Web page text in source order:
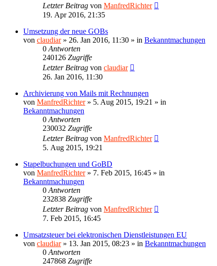
Letzter Beitrag von ManfredRichter
19. Apr 2016, 21:35
Umsetzung der neue GOBs
von claudiar» 26. Jan 2016, 11:30 » in Bekanntmachungen
0 Antworten
240126 Zugriffe
Letzter Beitrag von claudiar
26. Jan 2016, 11:30
Archivierung von Mails mit Rechnungen
von ManfredRichter» 5. Aug 2015, 19:21 » in
Bekanntmachungen
0 Antworten
230032 Zugriffe
Letzter Beitrag von ManfredRichter
5. Aug 2015, 19:21
Stapelbuchungen und GoBD
von ManfredRichter» 7. Feb 2015, 16:45 » in
Bekanntmachungen
0 Antworten
232838 Zugriffe
Letzter Beitrag von ManfredRichter
7. Feb 2015, 16:45
Umsatzsteuer bei elektronischen Dienstleistungen EU
von claudiar» 13. Jan 2015, 08:23 » in Bekanntmachungen
0 Antworten
247868 Zugriffe